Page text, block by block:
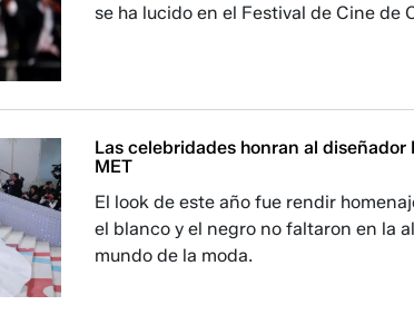
se ha lucido en el Festival de Cine de
Las celebridades honran al diseñador
MET
El look de este año fue rendir
el blanco y el negro no faltaron en la
mundo de la moda.